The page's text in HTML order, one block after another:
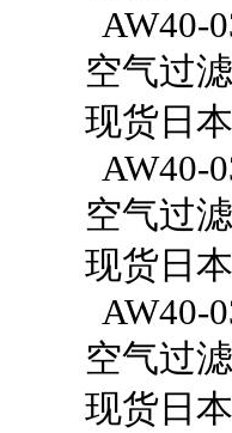
AW40-
空气过
现货日
AW40-
空气过
现货日
AW40-
空气过
现货日